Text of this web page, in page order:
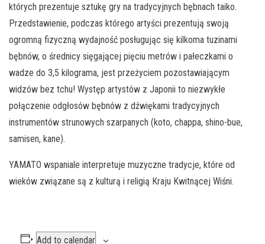
których prezentuje sztukę gry na tradycyjnych bębnach taiko.
Przedstawienie, podczas którego artyści prezentują swoją
ogromną fizyczną wydajność posługując się kilkoma tuzinami
bębnów, o średnicy sięgającej pięciu metrów i pałeczkami o
wadze do 3,5 kilograma, jest przeżyciem pozostawiającym
widzów bez tchu! Występ artystów z Japonii to niezwykłe
połączenie odgłosów bębnów z dźwiękami tradycyjnych
instrumentów strunowych szarpanych (koto, chappa, shino-bue,
samisen, kane).
YAMATO wspaniale interpretuje muzyczne tradycje, które od
wieków związane są z kulturą i religią Kraju Kwitnącej Wiśni.
Add to calendar